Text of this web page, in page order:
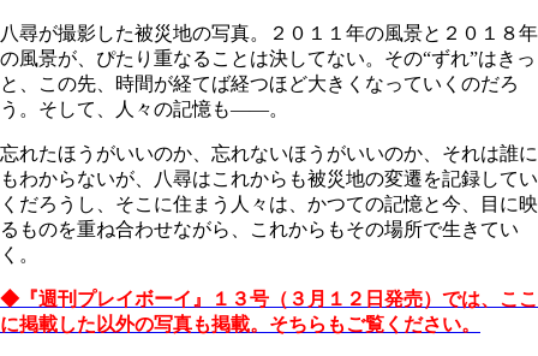
八尋が撮影した被災地の写真。２０１１年の風景と２０１８年
の風景が、ぴたり重なることは決してない。その“ずれ”はきっ
と、この先、時間が経てば経つほど大きくなっていくのだろ
う。そして、人々の記憶も――。
忘れたほうがいいのか、忘れないほうがいいのか、それは誰に
もわからないが、八尋はこれからも被災地の変遷を記録してい
くだろうし、そこに住まう人々は、かつての記憶と今、目に映
るものを重ね合わせながら、これからもその場所で生きてい
く。
◆『週刊プレイボーイ』１３号（３月１２日発売）では、ここ
に掲載した以外の写真も掲載。そちらもご覧ください。